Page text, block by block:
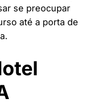
se preocupar
até a porta de